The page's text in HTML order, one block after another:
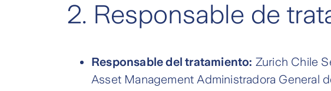
2. Responsable de
Responsable del tratamiento: Zurich Chile
Asset Management Administradora General